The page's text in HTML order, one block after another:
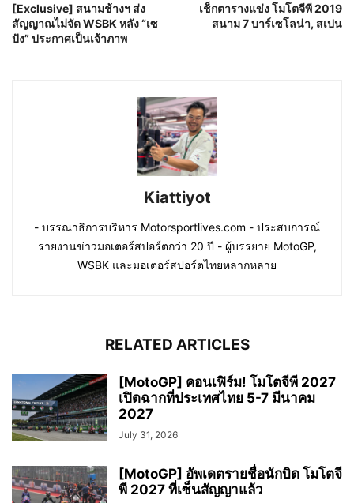
[Exclusive] สนามช้างฯ ส่ง
สัญญาณไม่จัด WSBK หลัง “เซ
ปัง” ประกาศเป็นเจ้าภาพ
เช็กตารางแข่ง โมโตจีพี 2019
สนาม 7 บาร์เซโลน่า, สเปน
Kiattiyot
- บรรณาธิการบริหาร Motorsportlives.com - ประสบการณ์
รายงานข่าวมอเตอร์สปอร์ตกว่า 20 ปี - ผู้บรรยาย MotoGP,
WSBK และมอเตอร์สปอร์ตไทยหลากหลาย
RELATED ARTICLES
[MotoGP] คอนเฟิร์ม! โมโตจีพี 2027
เปิดฉากที่ประเทศไทย 5-7 มีนาคม
2027
July 31, 2026
[MotoGP] อัพเดตรายชื่อนักบิด โมโตจี
พี 2027 ที่เซ็นสัญญาแล้ว